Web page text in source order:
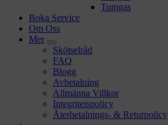
Tumgas
Boka Service
Om Oss
Mer
Skötselråd
FAQ
Blogg
Avbetalning
Allmänna Villkor
Integritetspolicy
Återbetalnings- & Returpolicy